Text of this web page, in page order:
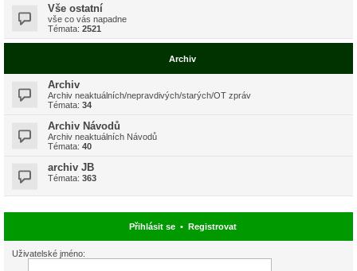
Vše ostatní
vše co vás napadne
Témata: 2521
Archiv
Archiv
Archiv neaktuálních/nepravdivých/starých/OT zpráv
Témata: 34
Archiv Návodů
Archiv neaktuálních Návodů
Témata: 40
archiv JB
Témata: 363
Přihlásit se• Registrovat
Uživatelské jméno: